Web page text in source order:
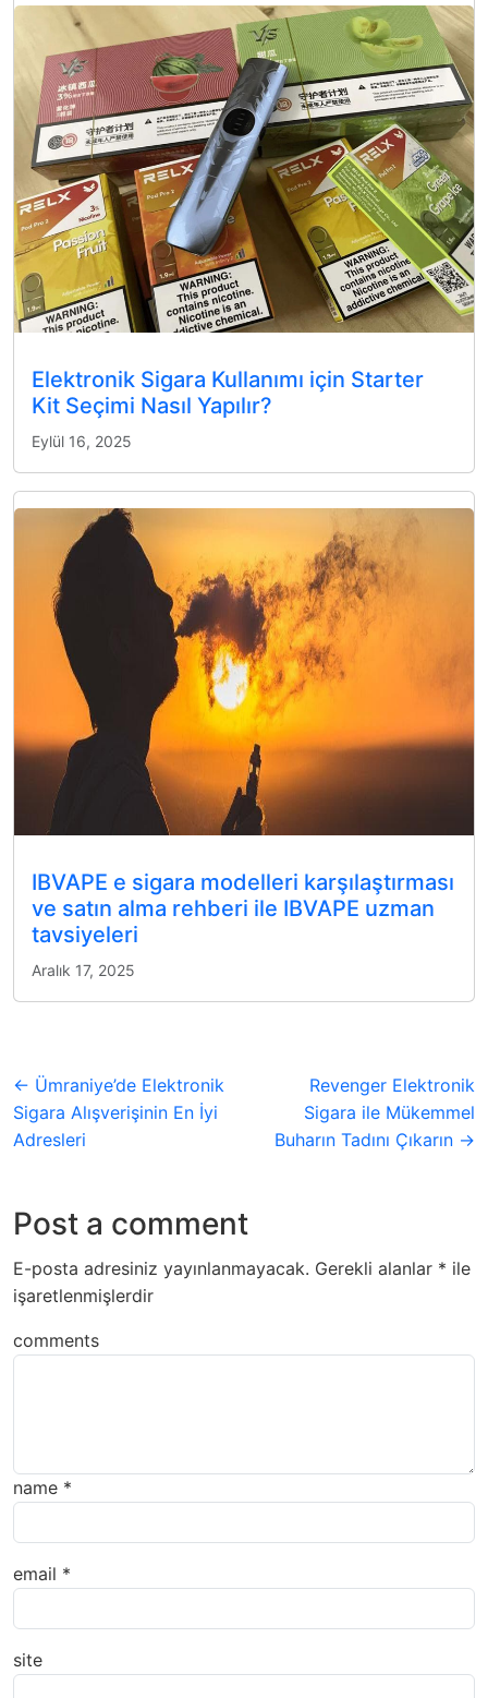
Elektronik Sigara Kullanımı için Starter
Kit Seçimi Nasıl Yapılır?
Eylül 16, 2025
IBVAPE e sigara modelleri karşılaştırması
ve satın alma rehberi ile IBVAPE uzman
tavsiyeleri
Aralık 17, 2025
← Ümraniye’de Elektronik
Sigara Alışverişinin En İyi
Adresleri
Revenger Elektronik
Sigara ile Mükemmel
Buharın Tadını Çıkarın →
Post a comment
E-posta adresiniz yayınlanmayacak. Gerekli alanlar * ile
işaretlenmişlerdir
comments
name *
email *
site